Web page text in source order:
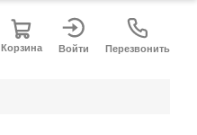
Корзина Войти Перезвонить